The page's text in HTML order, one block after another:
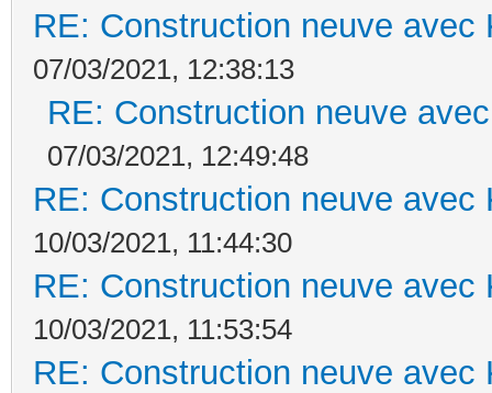
RE: Construction neuve avec
07/03/2021, 12:38:13
RE: Construction neuve
07/03/2021, 12:49:48
RE: Construction neuve avec
10/03/2021, 11:44:30
RE: Construction neuve avec
10/03/2021, 11:53:54
RE: Construction neuve avec